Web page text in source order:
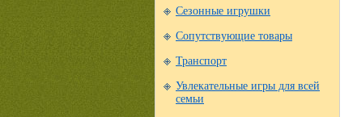
Сезонные игрушки
Сопутствующие товары
Транспорт
Увлекательные игры для всей
семьи